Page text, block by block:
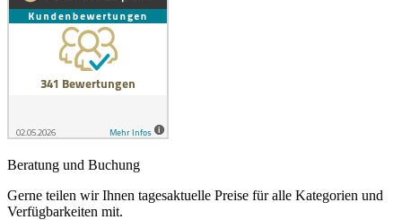
Beratung und Buchung
Gerne teilen wir Ihnen tagesaktuelle Preise für alle Kategorien und
Verfügbarkeiten mit.